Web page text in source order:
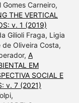
Carneiro,
THE VERTICAL
v. 1 (2019)
Gilioli Fraga, Ligia
Oliveira Costa,
A
EM
SOCIAL E
v. 7 (2021)